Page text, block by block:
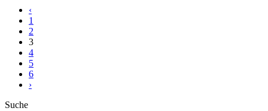
‹
1
2
3
4
5
6
›
Suche